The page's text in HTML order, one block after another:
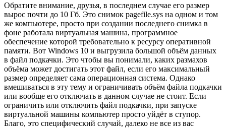
Обратите внимание, друзья, в последнем случае его размер
вырос почти до 10 Гб. Это снимок pagefile.sys на одном и том
же компьютере, просто при создании последнего снимка в
фоне работала виртуальная машина, программное
обеспечение которой требовательно к ресурсу оперативной
памяти. Вот Windows 10 и выгрузила большой объём данных
в файл подкачки. Это чтобы вы понимали, каких размахов
объёма может достигать этот файл, если его максимальный
размер определяет сама операционная система. Однако
вмешиваться в эту тему и ограничивать объём файла подкачки
или вообще его отключать в данном случае не стоит. Если
ограничить или отключить файл подкачки, при запуске
виртуальной машины компьютер просто уйдёт в ступор.
Благо, это специфический случай, далеко не все из вас